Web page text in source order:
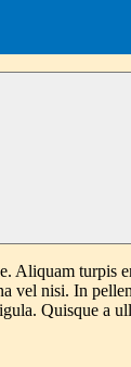
turpis
vel nisi. In
Quisque a